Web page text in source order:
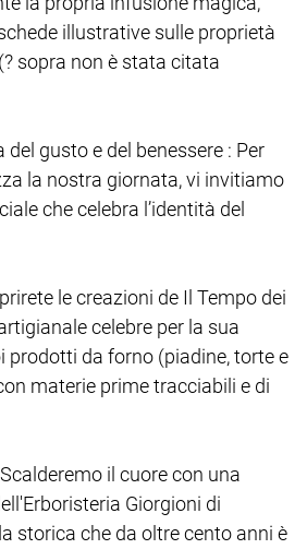
illustrative sulle proprietà
sopra non è stata citata
gusto e del benessere : Per
la nostra giornata, vi invitiamo
che celebra l’identità del
le creazioni de Il Tempo dei
celebre per la sua
prodotti da forno (piadine, torte e
materie prime tracciabili e di
il cuore con una
Giorgioni di
storica che da oltre cento anni è